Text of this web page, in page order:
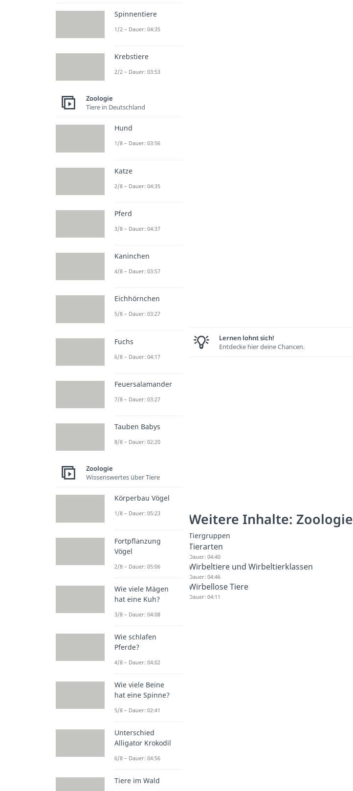
Lernen lohnt sich!
Entdecke hier deine Chancen.
Weitere Inhalte: Zoologie
Tiergruppen
Tierarten
Dauer: 04:40
Wirbeltiere und Wirbeltierklassen
Dauer: 04:46
Wirbellose Tiere
Dauer: 04:11
Spinnentiere
1/2 – Dauer: 04:35
Krebstiere
2/2 – Dauer: 03:53
Zoologie
Tiere in Deutschland
Hund
1/8 – Dauer: 03:56
Katze
2/8 – Dauer: 04:35
Pferd
3/8 – Dauer: 04:37
Kaninchen
4/8 – Dauer: 03:57
Eichhörnchen
5/8 – Dauer: 03:27
Fuchs
6/8 – Dauer: 04:17
Feuersalamander
7/8 – Dauer: 03:27
Tauben Babys
8/8 – Dauer: 02:20
Zoologie
Wissenswertes über Tiere
Körperbau Vögel
1/8 – Dauer: 05:23
Fortpflanzung
Vögel
2/8 – Dauer: 05:06
Wie viele Mägen
hat eine Kuh?
3/8 – Dauer: 04:08
Wie schlafen
Pferde?
4/8 – Dauer: 04:02
Wie viele Beine
hat eine Spinne?
5/8 – Dauer: 02:41
Unterschied
Alligator Krokodil
6/8 – Dauer: 04:56
Tiere im Wald